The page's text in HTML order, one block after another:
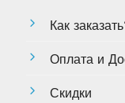
Как
Оплата и
Скидки